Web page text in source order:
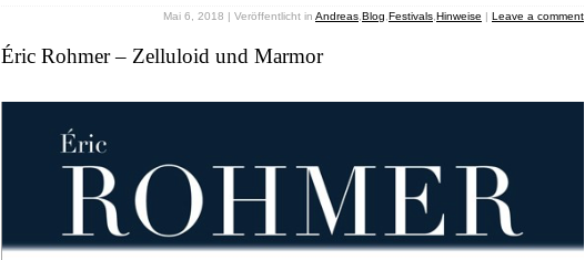
Mai 6, 2018 | Veröffentlicht in Andreas Blog Festivals Hinweise | Leave a comment
Éric Rohmer – Zelluloid und Marmor